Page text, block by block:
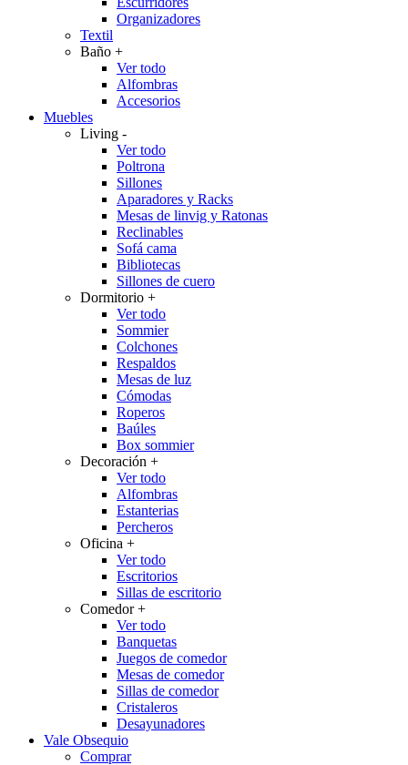
Organizadores
Textil
Baño +
Ver todo
Alfombras
Accesorios
Muebles
Living -
Ver todo
Poltrona
Sillones
Aparadores y Racks
Mesas de linvig y Ratonas
Reclinables
Sofá cama
Bibliotecas
Sillones de cuero
Dormitorio +
Ver todo
Sommier
Colchones
Respaldos
Mesas de luz
Cómodas
Roperos
Baúles
Box sommier
Decoración +
Ver todo
Alfombras
Estanterias
Percheros
Oficina +
Ver todo
Escritorios
Sillas de escritorio
Comedor+
Ver todo
Banquetas
Juegos de comedor
Mesas de comedor
Sillas de comedor
Cristaleros
Desayunadores
Vale Obsequio
Comprar